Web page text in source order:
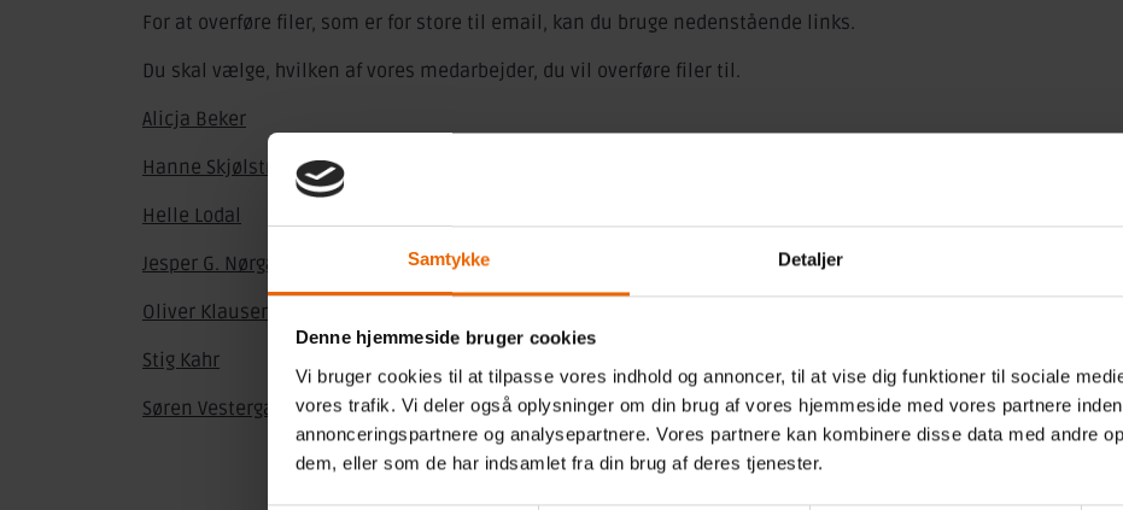
Samtykke Detaljer
Denne hjemmeside bruger cookies
Vi bruger cookies til at tilpasse vores indhold og annoncer, til at vise dig funktioner til sociale
vores trafik. Vi deler også oplysninger om din brug af vores hjemmeside med vores partnere
annonceringspartnere og analysepartnere. Vores partnere kan kombinere disse data med andre
dem, eller som de har indsamlet fra din brug af deres tjenester.
For at overføre filer, som er for store til email, kan du bruge nedenstående links.
Du skal vælge, hvilken af vores medarbejder, du vil overføre filer til.
Alicja Beker
Hanne Skjølstrup Mikkelsen
Helle Lodal
Jesper G. Nørgaard
Oliver Klausen
Stig Kahr
Søren Vestergaard